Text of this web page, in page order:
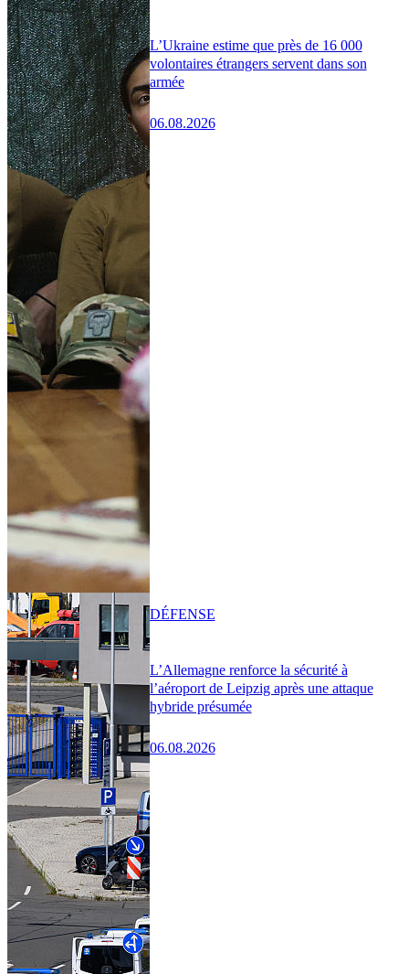
L’Ukraine estime que près de 16 000
volontaires étrangers servent dans son
armée
06.08.2026
L’Allemagne renforce la sécurité à
l’aéroport de Leipzig après une attaque
hybride présumée
06.08.2026
DÉFENSE